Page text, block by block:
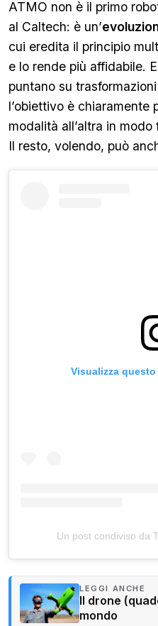
ATMO non è il primo
al Caltech: è un’
cui eredita il principio
e lo rende più affidabile.
puntano su
l’obiettivo è chiaramente
modalità all’altra in
Il resto, volendo, può
Visualizza
Un post condiviso da
LEGGI ANCHE
Il drone
mondo